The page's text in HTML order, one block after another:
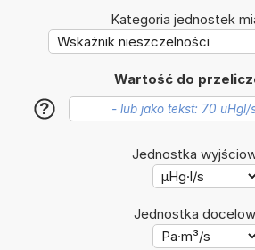
Kategoria jednostek
Wartość do
?
Jednostka
Jednostka